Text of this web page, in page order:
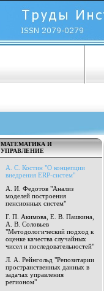
МАТЕМАТИКА И
УПРАВЛЕНИЕ
А. С. Костин "О концепции
внедрения ERP-систем"
А. И. Федотов "Анализ
моделей построения
пенсионных систем"
Г. П. Акимова, Е. В. Пашкина,
А. В. Соловьев
"Методологический подход к
оценке качества случайных
чисел и последовательностей"
Л. А. Рейнгольд "Репозитарии
пространственных данных в
задачах управления
регионом"